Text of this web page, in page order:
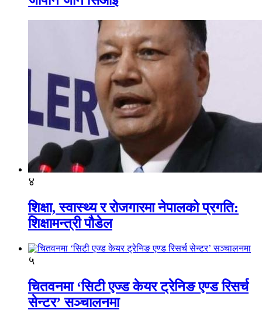
४
शिक्षा, स्वास्थ्य र रोजगारमा नेपालको प्रगति:
शिक्षामन्त्री पौडेल
५
चितवनमा ‘सिटी एज्ड केयर ट्रेनिङ एण्ड रिसर्च
सेन्टर’ सञ्चालनमा